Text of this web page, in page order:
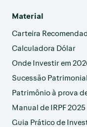
Material
Carteira
Calculadora Dólar
Onde Investir em
Sucessão Patrimonial
Patrimônio à prova
Manual de IRPF 2025
Guia Prático de